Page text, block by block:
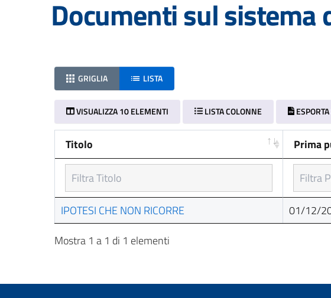
Documenti sul sistema
GRIGLIA LISTA
VISUALIZZA 10 ELEMENTI LISTA COLONNE ESPORTA
Titolo
Prima
Titolo Prima
IPOTESI CHE NON RICORRE 01/12/
Mostra 1 a 1 di 1 elementi